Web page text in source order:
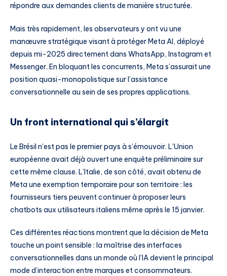
répondre aux demandes clients de manière structurée.
Mais très rapidement, les observateurs y ont vu une
manœuvre stratégique visant à protéger Meta AI, déployé
depuis mi-2025 directement dans WhatsApp, Instagram et
Messenger. En bloquant les concurrents, Meta s’assurait une
position quasi-monopolistique sur l’assistance
conversationnelle au sein de ses propres applications.
Un front international qui s’élargit
Le Brésil n’est pas le premier pays à s’émouvoir. L’Union
européenne avait déjà ouvert une enquête préliminaire sur
cette même clause. L’Italie, de son côté, avait obtenu de
Meta une exemption temporaire pour son territoire : les
fournisseurs tiers peuvent continuer à proposer leurs
chatbots aux utilisateurs italiens même après le 15 janvier.
Ces différentes réactions montrent que la décision de Meta
touche un point sensible : la maîtrise des interfaces
conversationnelles dans un monde où l’IA devient le principal
mode d’interaction entre marques et consommateurs.